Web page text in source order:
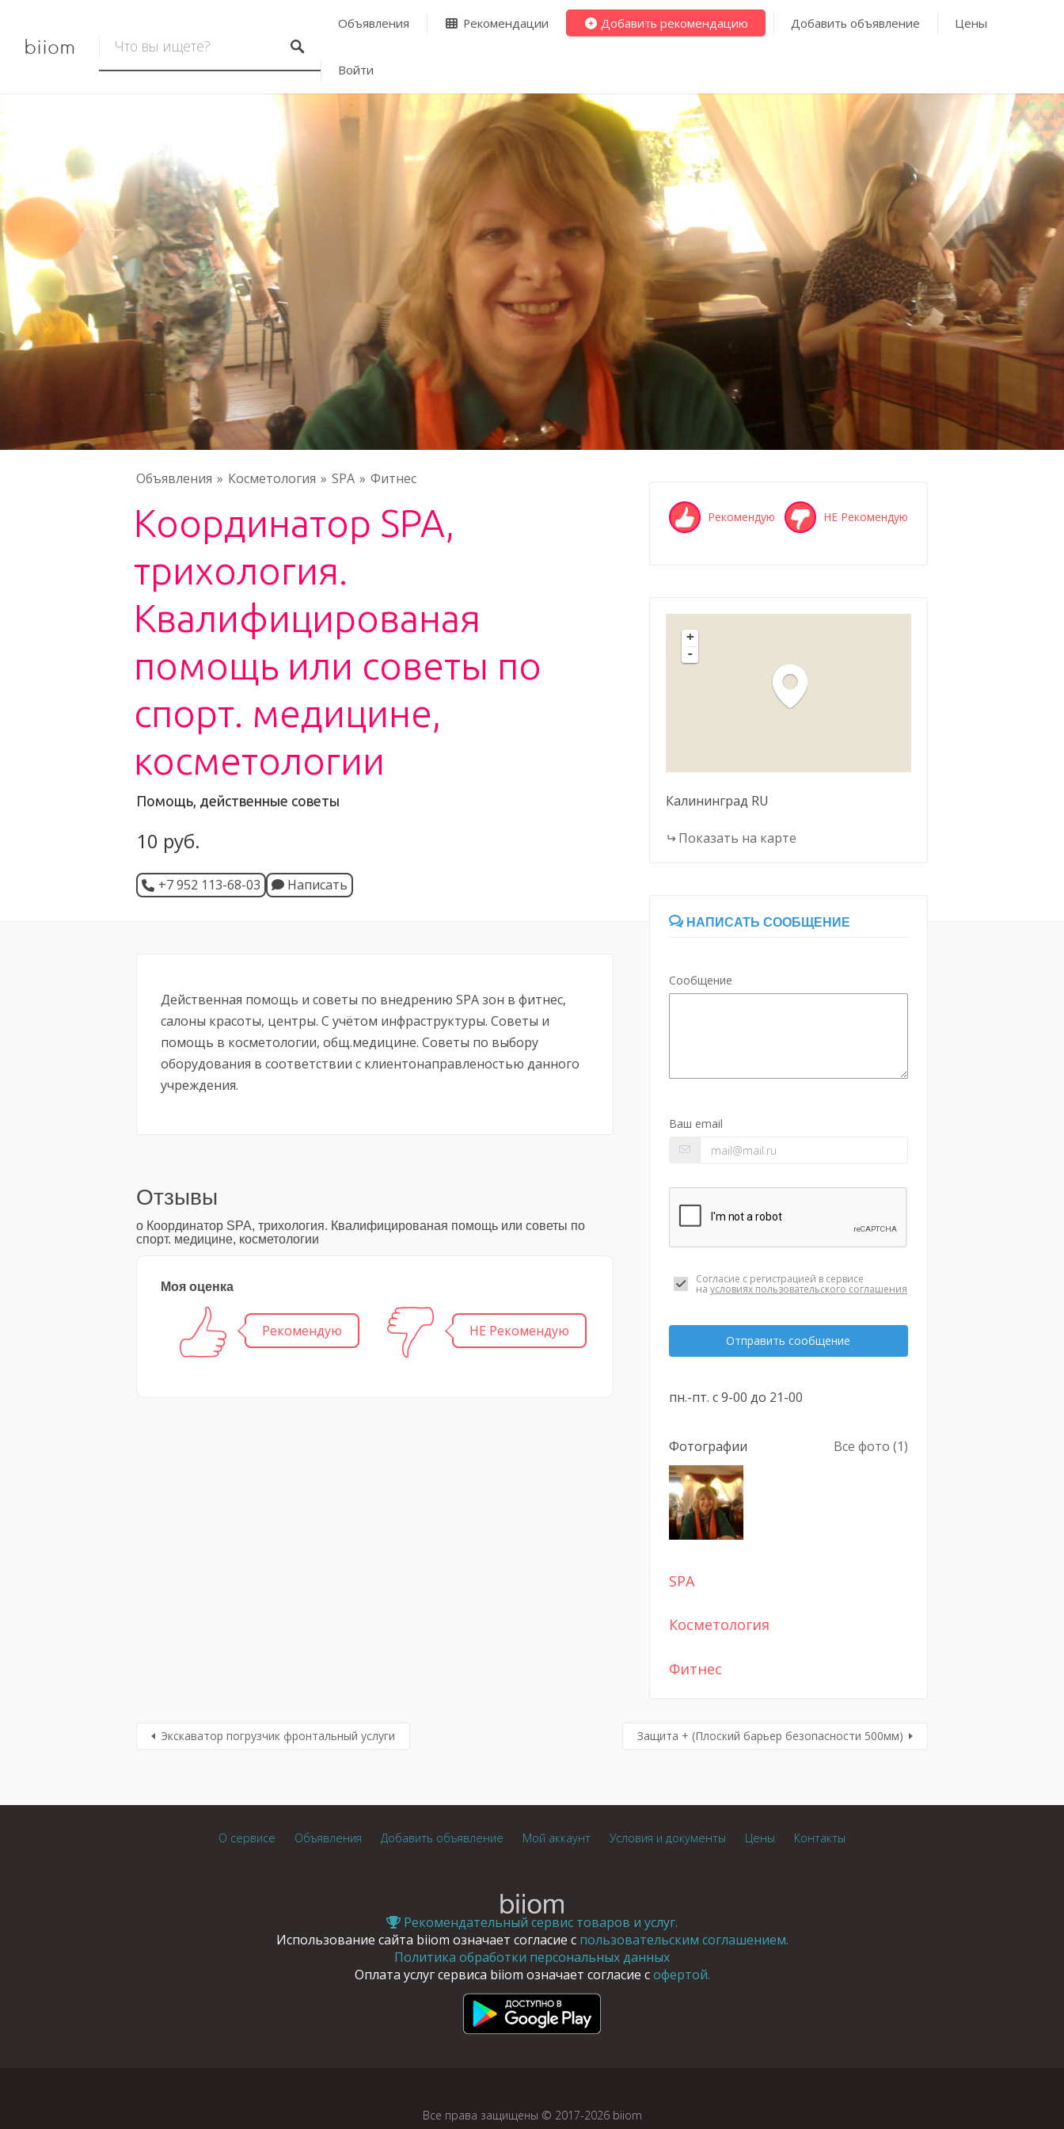
biiom
Объявления Рекомендации Добавить рекомендацию Добавить объявление Цены
Войти
Объявления Косметология SPA Фитнес
Координатор SPA,
трихология.
Квалифицированая
помощь или советы по
спорт. медицине,
косметологии
Помощь, действенные советы
10 руб.
+7 952 113-68-03 Написать
Действенная помощь и советы по внедрению SPA зон в фитнес,
салоны красоты, центры. С учётом инфраструктуры. Советы и
помощь в косметологии, общ.медицине. Советы по выбору
оборудования в соответствии с клиентонаправленостью данного
учреждения.
Отзывы
о Координатор SPA, трихология. Квалифицированая помощь или советы по
спорт. медицине, косметологии
Моя оценка
Рекомендую НЕ Рекомендую
Рекомендую НЕ Рекомендую
+
-
Калининград RU
Показать на карте
НАПИСАТЬ СООБЩЕНИЕ
Сообщение
Ваш email
Согласие с регистрацией в сервисе
на условиях пользовательского соглашения
Отправить сообщение
пн.-пт. с 9-00 до 21-00
Фотографии Все фото (1)
SPA
Косметология
Фитнес
Экскаватор погрузчик фронтальный услуги Защита + (Плоский барьер безопасности 500мм)
О сервисе Объявления Добавить объявление Мой аккаунт Условия и документы Цены Контакты
Рекомендательный сервис товаров и услуг.
Использование сайта biiom означает согласие с пользовательским соглашением.
Политика обработки персональных данных
Оплата услуг сервиса biiom означает согласие софертой.
Все права защищены © 2017-2026 biiom